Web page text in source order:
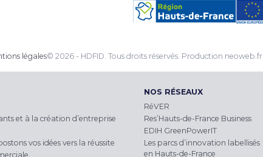
légales© 2026 - HDFID. Tous droits réservés. Production neoweb.fr
et à la création d’entreprise
vos idées vers la réussite
NOS RÉSEAUX
RéVER
Res’Hauts-de-France Business
EDIH GreenPowerIT
Les parcs d’innovation labellisés
en Hauts-de-France